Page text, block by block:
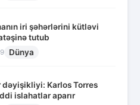
iri şəhərlərini kütləvi
tutub
Dünya
dəyişikliyi: Karlos Torres
islahatlar aparır